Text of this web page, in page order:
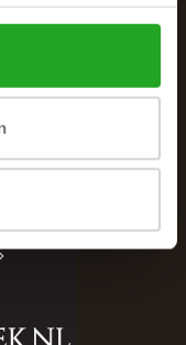
offers